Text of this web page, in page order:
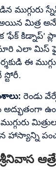
ముగ్గురు
అయిన మిత్ర
కిడ్నాప్'
ఎలా మిస్
ఈ
రెండు
అద్భుతంగా
హాస్యాన్ని